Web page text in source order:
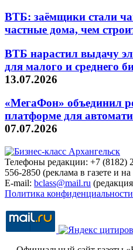
ВТБ: заёмщики стали
частные дома, чем
ВТБ нарастил выдачу
для малого и среднего
13.07.2026
«МегаФон» объединил
платформе для
07.07.2026
Телефоны редакции: +7 (8182)
556-2850 (реклама в газете и на
E-mail: bclass@mail.ru
Политика